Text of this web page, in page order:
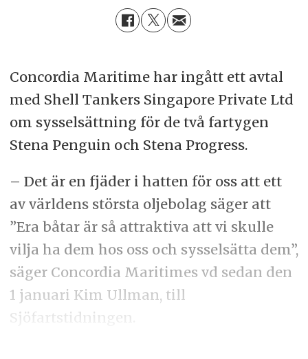
Concordia Maritime har ingått ett avtal
med Shell Tankers Singapore Private Ltd
om sysselsättning för de två fartygen
Stena Penguin och Stena Progress.
– Det är en fjäder i hatten för oss att ett
av världens största oljebolag säger att
”Era båtar är så attraktiva att vi skulle
vilja ha dem hos oss och sysselsätta dem”,
säger Concordia Maritimes vd sedan den
1 januari Kim Ullman, till
Sjöfartstidningen.